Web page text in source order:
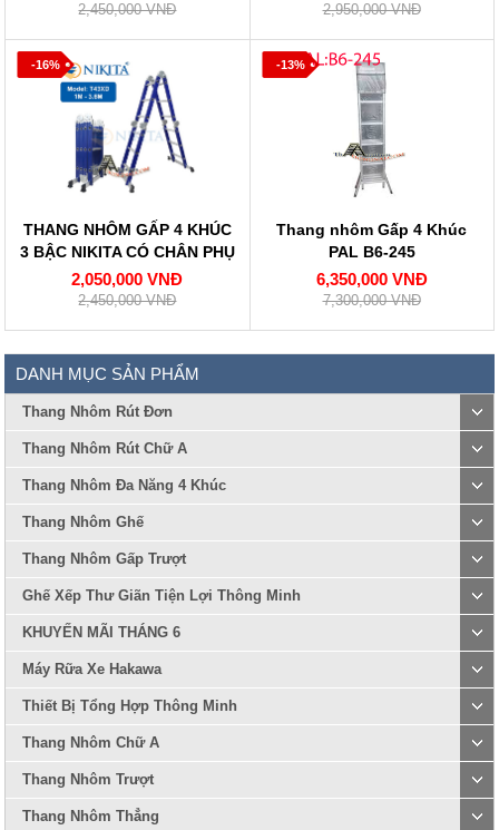
2,450,000 VNĐ 2,950,000 VNĐ
-16%
THANG NHÔM GẤP 4 KHÚC
3 BẬC NIKITA CÓ CHÂN PHỤ
NKT-T43XD
2,050,000 VNĐ
2,450,000 VNĐ
-13%
Thang nhôm Gấp 4 Khúc
PAL B6-245
6,350,000 VNĐ
7,300,000 VNĐ
DANH MỤC SẢN PHẨM
Thang Nhôm Rút Đơn
Thang Nhôm Rút Chữ A
Thang Nhôm Đa Năng 4 Khúc
Thang Nhôm Ghế
Thang Nhôm Gấp Trượt
Ghế Xếp Thư Giãn Tiện Lợi Thông Minh
KHUYẾN MÃI THÁNG 6
Máy Rữa Xe Hakawa
Thiết Bị Tổng Hợp Thông Minh
Thang Nhôm Chữ A
Thang Nhôm Trượt
Thang Nhôm Thẳng